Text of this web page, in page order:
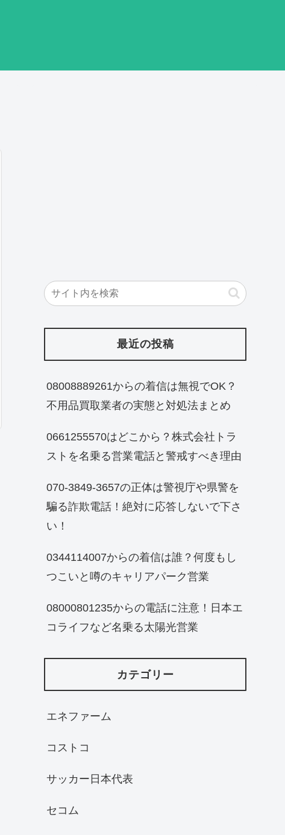
最近の投稿
08008889261からの着信は無視でOK？
不用品買取業者の実態と対処法まとめ
0661255570はどこから？株式会社トラ
ストを名乗る営業電話と警戒すべき理由
070-3849-3657の正体は警視庁や県警を
騙る詐欺電話！絶対に応答しないで下さ
い！
0344114007からの着信は誰？何度もし
つこいと噂のキャリアパーク営業
08000801235からの電話に注意！日本エ
コライフなど名乗る太陽光営業
カテゴリー
エネファーム
コストコ
サッカー日本代表
セコム